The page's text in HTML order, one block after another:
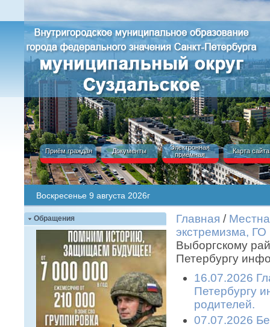
Приём граждан Документы
Электронная
приёмная
Карта сайта
Воскресенье 9 августа 2026г
Обращения Главная /
экстремизма,
Выборгскому
Петербургу
16.07.2026
Петербургу
родителей.
07.07.2026